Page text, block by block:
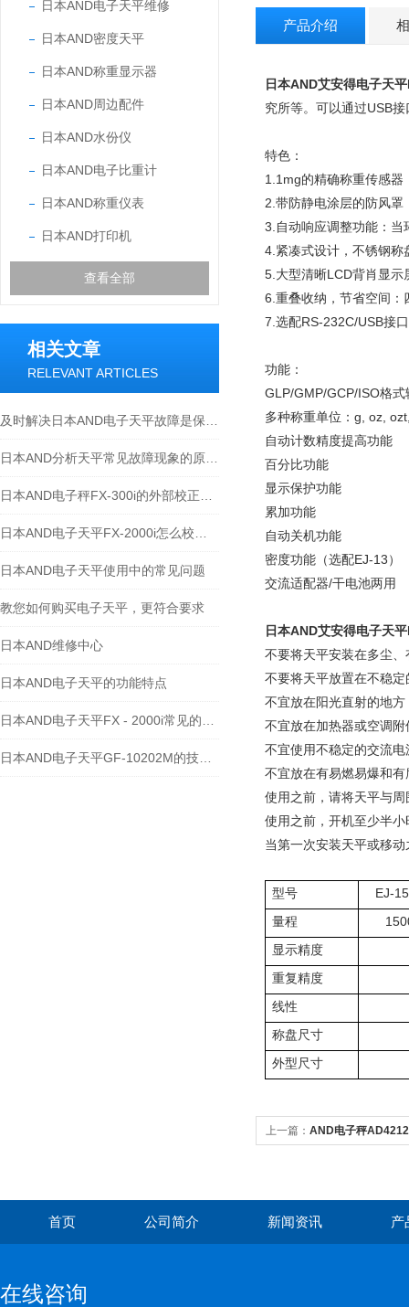
日本AND电子天平维修
日本AND密度天平
日本AND称重显示器
日本AND周边配件
日本AND水份仪
日本AND电子比重计
日本AND称重仪表
日本AND打印机
查看全部
相关文章
RELEVANT ARTICLES
日本AND电子天平使用中的常见问题
教您如何购买电子天平，更符合要求
日本AND维修中心
日本AND电子天平的功能特点
产品介绍
日本AND艾安得电子天
究所等。可以通过USB
特色：
1.1mg的精确称重传感器
2. 带防静电涂层的防风罩
3. 自动响应调整功能：
4. 紧凑式设计，不锈钢称
5. 大型清晰LCD背肖显示
6. 重叠收纳，节省空间：
7. 选配RS-232C/USB接口
功能：
GLP/GMP/GCP/ISO格式
多种称重单位： g, oz,
自动计数精度提高功能
百分比功能
显示保护功能
累加功能
自动关机功能
密度功能（选配EJ-13）
交流适配器/干电池两用
日本AND艾安得电子天
不要将天平安装在多尘
不要将天平放置在不稳
不宜放在阳光直射的地方
不宜放在加热器或空调附
不宜使用不稳定的交流电
不宜放在有易燃易爆和
使用之前，请将天平与
使用之前，开机至少半
当第一次安装天平或移
型号
EJ-
量程
显示精度
重复精度
线性
称盘尺寸
外型尺寸
上一篇： AND电子秤
首页 公司简介 新闻资讯 产
在线咨询